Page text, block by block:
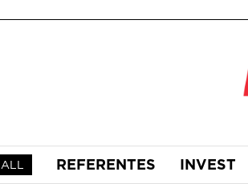
ALL REFERENTES INVEST